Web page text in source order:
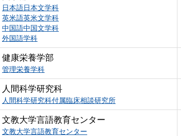
日本語日本文学科
英米語英米文学科
中国語中国文学科
外国語学科
健康栄養学部
管理栄養学科
人間科学研究科
人間科学研究科付属臨床相談研究所
文教大学言語教育センター
文教大学言語教育センター